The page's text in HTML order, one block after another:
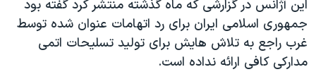
اقتصادی
علم و فناوری
حمله جمهوری اسلامی به اسرائیل
رمز مهسا
زبانهای مختلف
اين آژانس در گزارشی که ماه گذشته منتشر کرد گفته بود
جمهوری اسلامی ايران برای رد اتهامات عنوان شده توسط
غرب راجع به تلاش هايش برای توليد تسليحات اتمی
مدارکی کافی ارائه نداده است.